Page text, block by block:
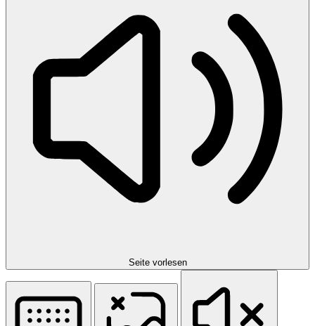
Seite vorlesen